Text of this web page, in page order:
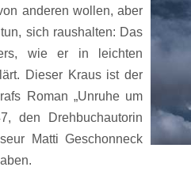
anderen wollen, aber
sich raushalten: Das
wie er in leichten
Dieser Kraus ist der
Roman „Unruhe um
den Drehbuchautorin
Matti Geschonneck